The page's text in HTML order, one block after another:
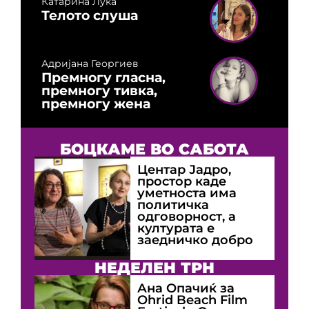
Телото слуша
Адријана Георгиев
Премногу гласна,
премногу тивка,
премногу жена
БОЦКАМЕ ВО САБОТА
Центар Јадро,
простор каде
уметноста има
политичка
одговорност, а
културата е
заедничко добро
НЕДЕЛЕН ТРН
Ана Опачиќ за
Оhrid Beach Film